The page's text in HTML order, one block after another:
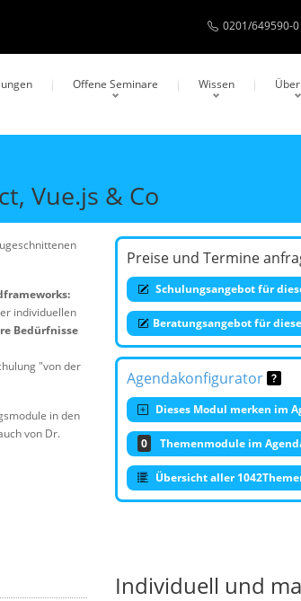
0201/649590-0
Offene Seminare Wissen
Vue.js & Co
individuellen
Bedürfnisse
"von der
in den
von Dr.
Preise und Termine
Schulungsangebot für
Beratungsangebot für
Agendakonfigurator
Dieses Modul merken im
0 Themenmodule im
Übersicht aller
Individuell und